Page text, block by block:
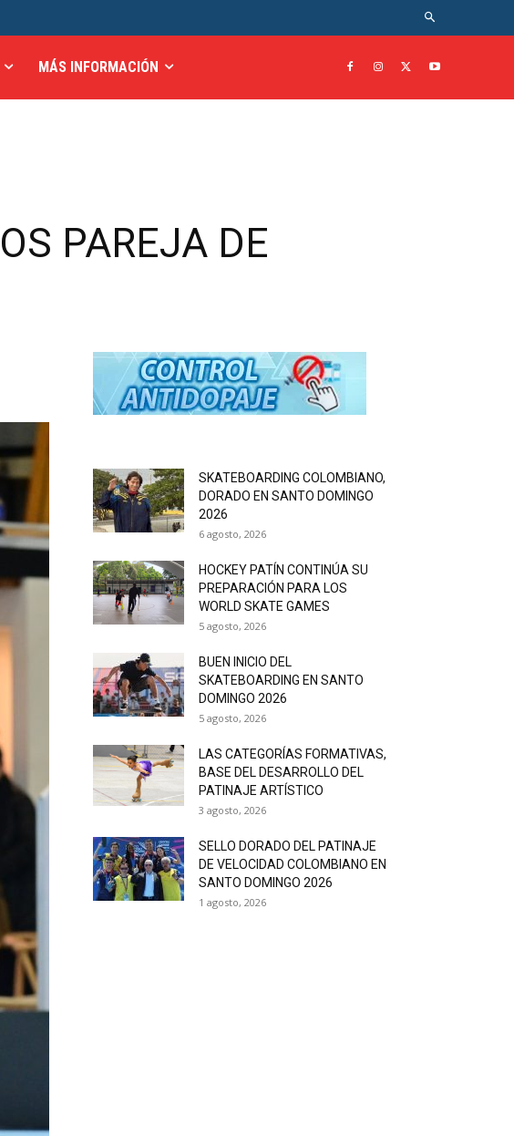
MÁS INFORMACIÓN
PAREJA DE
SKATEBOARDING COLOMBIANO,
DORADO EN SANTO DOMINGO
2026
6 agosto, 2026
HOCKEY PATÍN CONTINÚA SU
PREPARACIÓN PARA LOS
WORLD SKATE GAMES
5 agosto, 2026
BUEN INICIO DEL
SKATEBOARDING EN SANTO
DOMINGO 2026
5 agosto, 2026
LAS CATEGORÍAS FORMATIVAS,
BASE DEL DESARROLLO DEL
PATINAJE ARTÍSTICO
3 agosto, 2026
SELLO DORADO DEL PATINAJE
DE VELOCIDAD COLOMBIANO EN
SANTO DOMINGO 2026
1 agosto, 2026